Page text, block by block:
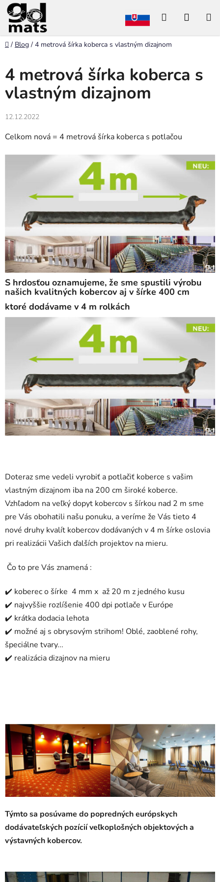
Prejsť
na
obsah
Hľadať
Domov
/ Blog / 4 metrová šírka koberca s vlastným dizajnom
4 metrová šírka koberca s
vlastným dizajnom
12.12.2022
Celkom nová = 4 metrová šírka koberca s potlačou
S hrdosťou oznamujeme, že sme spustili výrobu
našich kvalitných kobercov aj v šírke 400 cm
ktoré dodávame v 4 m rolkách
Doteraz sme vedeli vyrobiť a potlačiť koberce s vašim
vlastným dizajnom iba na 200 cm široké koberce.
Vzhľadom na veľký dopyt kobercov s šírkou nad 2 m sme
pre Vás obohatili našu ponuku, a veríme že Vás tieto 4
nové druhy kvalít kobercov dodávaných v 4 m šírke oslovia
pri realizácii Vašich ďalších projektov na mieru.
Čo to pre Vás znamená :
✔️ koberec o šírke 4 mm x až 20 m z jedného kusu
✔️ najvyššie rozlíšenie 400 dpi potlače v Európe
✔️ krátka dodacia lehota
✔️ možné aj s obrysovým strihom! Oblé, zaoblené rohy,
špeciálne tvary...
✔️ realizácia dizajnov na mieru
Týmto sa posúvame do popredných európskych
dodávateľských pozícií veľkoplošných objektových a
výstavných kobercov.